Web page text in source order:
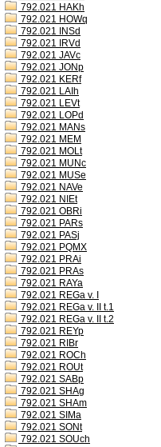
792.021 HAKh
792.021 HOWq
792.021 INSd
792.021 IRVd
792.021 JAVc
792.021 JONp
792.021 KERf
792.021 LAIh
792.021 LEVt
792.021 LOPd
792.021 MANs
792.021 MEM
792.021 MOLt
792.021 MUNc
792.021 MUSe
792.021 NAVe
792.021 NIEt
792.021 OBRi
792.021 PARs
792.021 PASj
792.021 PQMX
792.021 PRAi
792.021 PRAs
792.021 RAYa
792.021 REGa v. I
792.021 REGa v. II t.1
792.021 REGa v. II t.2
792.021 REYp
792.021 RIBr
792.021 ROCh
792.021 ROUt
792.021 SABp
792.021 SHAg
792.021 SHAm
792.021 SIMa
792.021 SONt
792.021 SOUch